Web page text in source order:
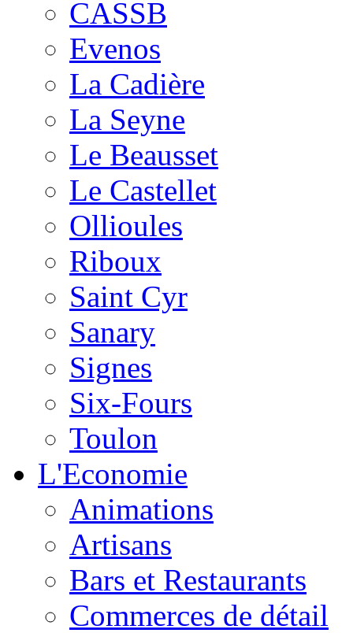
CASSB
Evenos
La Cadière
La Seyne
Le Beausset
Le Castellet
Ollioules
Riboux
Saint Cyr
Sanary
Signes
Six-Fours
Toulon
L'Economie
Animations
Artisans
Bars et Restaurants
Commerces de détail